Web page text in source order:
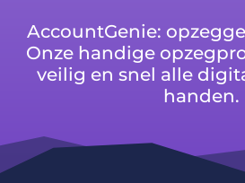
AccountGenie:
Onze handige
veilig en snel alle
handen.